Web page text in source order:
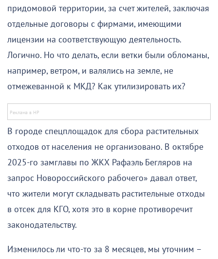
придомовой территории, за счет жителей, заключая
отдельные договоры с фирмами, имеющими
лицензии на соответствующую деятельность.
Логично. Но что делать, если ветки были обломаны,
например, ветром, и валялись на земле, не
отмежеванной к МКД? Как утилизировать их?
В городе спецплощадок для сбора растительных
отходов от населения не организовано. В октябре
2025-го замглавы по ЖКХ Рафаэль Бегляров на
запрос Новороссийского рабочего» давал ответ,
что жители могут складывать растительные отходы
в отсек для КГО, хотя это в корне противоречит
законодательству.
Изменилось ли что-то за 8 месяцев, мы уточним –